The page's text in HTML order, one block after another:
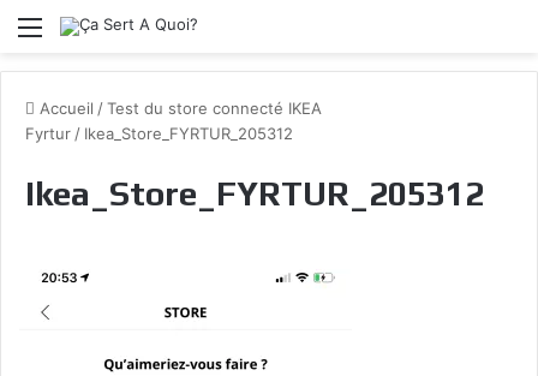
Menu
Accueil /Test du store connecté IKEA
Fyrtur / Ikea_Store_FYRTUR_205312
Ikea_Store_FYRTUR_205312